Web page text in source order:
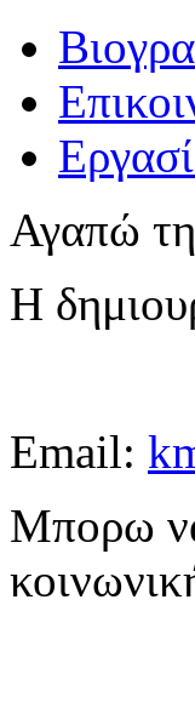
Αγαπώ τη
Η
Email:
Μπορω